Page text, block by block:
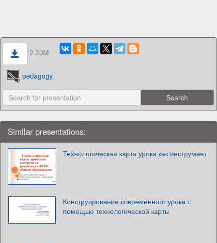
2.70M
pedagogy
Similar presentations:
Технологическая карта урока как инструмент
Конструирование современного урока с
помощью технологической карты